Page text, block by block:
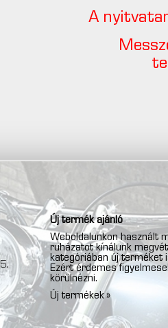
A
Új termék ajánló
Weboldalunkon használt
ruházatot kínálunk
kategóriában új terméket
Ezért érdemes
körülnézni.
Új termékek »